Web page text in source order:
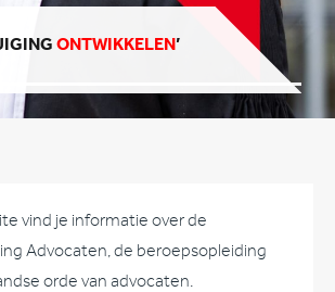
ONTWIKKELEN’
vind je informatie over de
Advocaten, de beroepsopleiding
orde van advocaten.